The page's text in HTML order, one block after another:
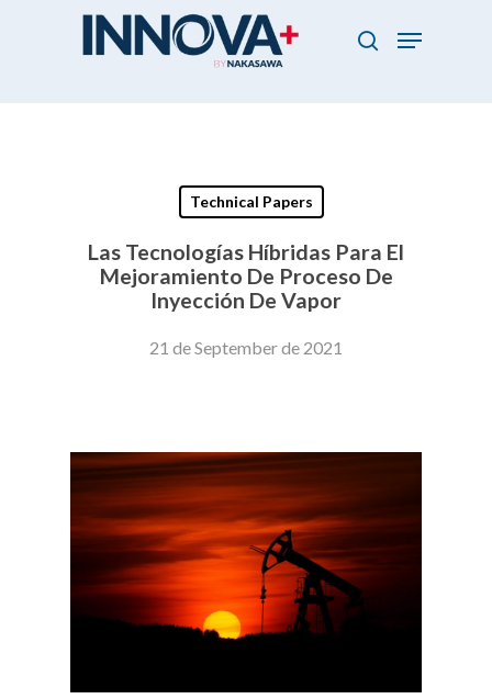
search
Menu
Technical Papers
Las Tecnologías Híbridas Para El
Mejoramiento De Proceso De
Inyección De Vapor
21 de September de 2021